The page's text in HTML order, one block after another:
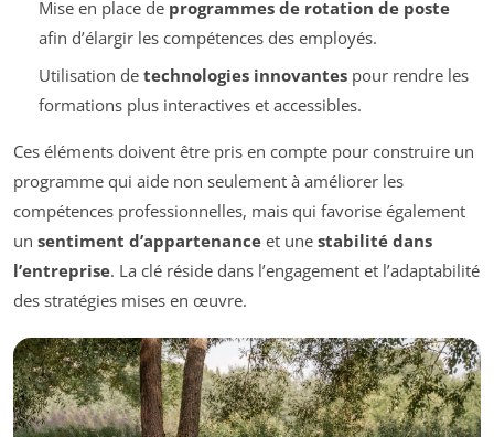
Mise en place de programmes de rotation de poste
afin d’élargir les compétences des employés.
Utilisation de technologies innovantespour rendre les
formations plus interactives et accessibles.
Ces éléments doivent être pris en compte pour construire un
programme qui aide non seulement à améliorer les
compétences professionnelles, mais qui favorise également
un sentiment d’appartenance et une stabilité dans
l’entreprise. La clé réside dans l’engagement et l’adaptabilité
des stratégies mises en œuvre.